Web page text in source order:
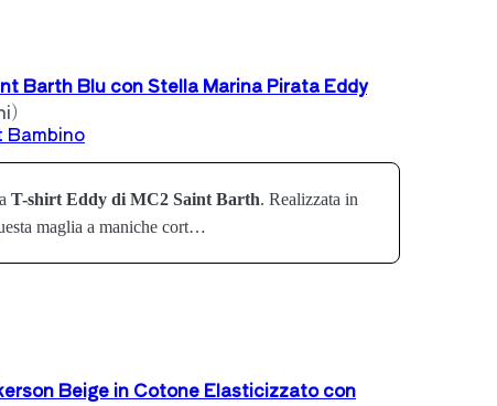
Barth Blu con Stella Marina Pirata Eddy
Bambino
T-shirt Eddy di MC2 Saint Barth. Realizzata in
maglia a maniche cort…
Beige in Cotone Elasticizzato con